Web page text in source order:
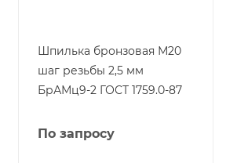
Шпилька бронзовая М20
шаг резьбы 2,5 мм
БрАМц9-2 ГОСТ 1759.0-87
По запросу